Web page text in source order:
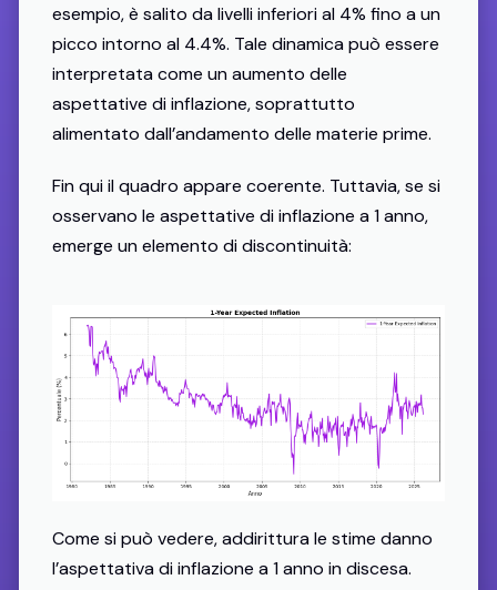
esempio, è salito da livelli inferiori al 4% fino a un
picco intorno al 4.4%. Tale dinamica può essere
interpretata come un aumento delle
aspettative di inflazione, soprattutto
alimentato dall’andamento delle materie prime.
Fin qui il quadro appare coerente. Tuttavia, se si
osservano le aspettative di inflazione a 1 anno,
emerge un elemento di discontinuità:
Come si può vedere, addirittura le stime danno
l’aspettativa di inflazione a 1 anno in discesa.